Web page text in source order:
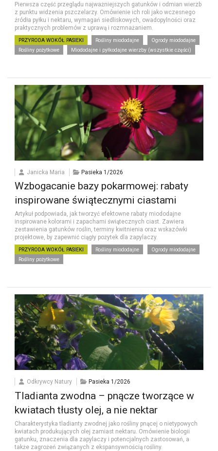
Pierwsza część przeglądu najważniejszych gatunków i odmian wierzb
z punktu widzenia pszczelarzy. Omówienie ich roli jako wczesnego
źródła pyłku i nektaru, wymagań siedliskowych, owadopylności oraz
praktycznych problemów z uprawą i rozmnażaniem.
PRZYRODA WOKÓŁ PASIEKI Rośliny miododajne
Ogrody miododajne
Rośliny pożytkowe
Miododajne i pyłkodajne wierzby (wszystkie części)
Janicka Maria Pasieka 1/2026
Wzbogacanie bazy pokarmowej: rabaty
inspirowane świątecznymi ciastami
Artykuł podpowiada, jak tworzyć efektowne rabaty miododajne
inspirowane kolorami i zapachami świątecznych ciast. Zawiera
zestawienia gatunków roślin, terminy kwitnienia oraz wskazówki
projektowe, by zapewnić ciągły pożytek dla zapylaczy.
PRZYRODA WOKÓŁ PASIEKI Rośliny miododajne
Ogrody miododajne
Rośliny pożytkowe
Odkrywcy Natury Pasieka 1/2026
Tladianta zwodna – pnącze tworzące w
kwiatach tłusty olej, a nie nektar
Charakterystyka tladianty zwodnej jako rośliny pnącej o nietypowych
kwiatach produkujących olej zamiast nektaru. Omówienie biologii
gatunku, znaczenia dla zapylaczy i potencjalnych zastosowań, a
także zagrożeń związanych z ekspansywnością rośliny.